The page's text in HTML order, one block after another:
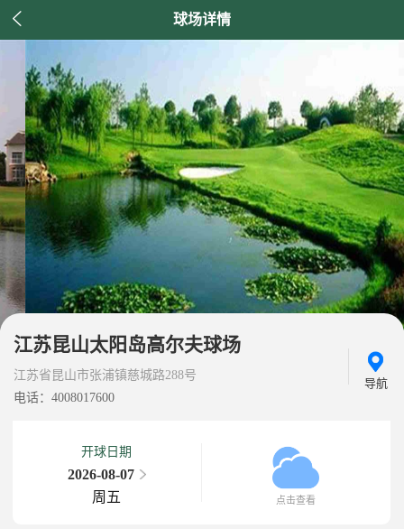
 球场详情
江苏昆山太阳岛高尔夫球场
江苏省昆山市张浦镇慈城路288号
电话：4008017600
导航
开球日期
2026-08-07
周五
点击查看